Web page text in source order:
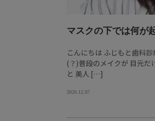
マスクの下では何が
こんにちは ふじもと歯科
(？)普段のメイクが 目元だ
と 美人 […]
2020.12.07